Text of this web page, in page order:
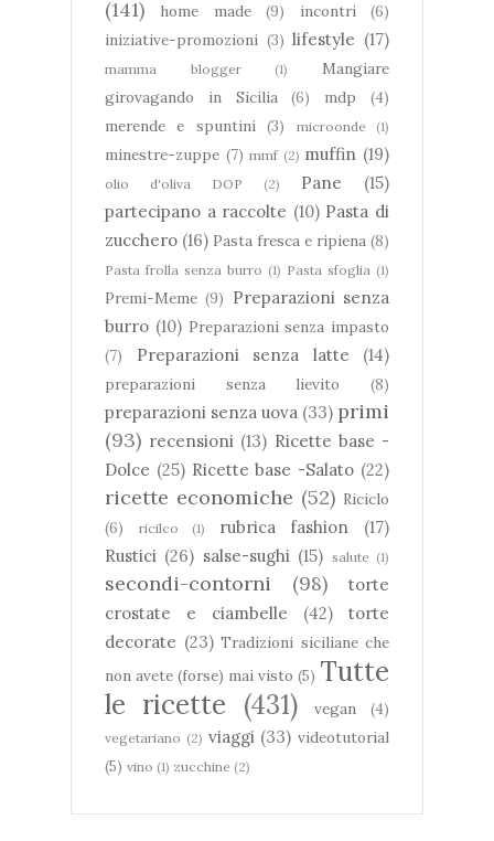
(141)
home made (9) incontri
(6)
iniziative-promozioni (3) lifestyle (17)
mamma blogger (1)
Mangiare
girovagando in Sicilia
(6) mdp
(4)
merende e spuntini (3) microonde (1)
minestre-zuppe (7) mmf (2) muffin (19)
olio d'oliva DOP (2) Pane
(15)
partecipano a raccolte (10) Pasta di
zucchero (16) Pasta fresca e ripiena (8)
Pasta frolla senza burro (1) Pasta sfoglia (1)
Premi-Meme (9) Preparazioni senza
burro (10) Preparazioni senza impasto
(7)
Preparazioni senza latte (14)
preparazioni senza lievito (8)
preparazioni senza uova (33) primi
(93) recensioni (13) Ricette base -
Dolce (25) Ricette base -Salato (22)
ricette economiche (52) Riciclo
(6)
ricilco (1) rubrica fashion
(17)
Rustici (26) salse-sughi (15) salute (1)
secondi-contorni (98)
torte
crostate e ciambelle
(42)
torte
decorate (23) Tradizioni siciliane che
non avete (forse) mai visto (5) Tutte
le ricette (431) vegan (4)
vegetariano (2) viaggi (33) videotutorial
(5) vino (1) zucchine (2)